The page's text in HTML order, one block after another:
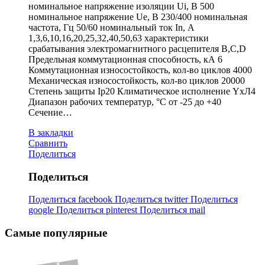
номинальное напряжение изоляции Ui, В 500
номинальное напряжение Ue, В 230/400 номинальная
частота, Гц 50/60 номинальный ток In, А
1,3,6,10,16,20,25,32,40,50,63 характеристики
срабатывания электромагнитного расцепителя B,C,D
Предельная коммутационная способность, кА 6
Коммутационная износостойкость, кол-во циклов 4000
Механическая износостойкость, кол-во циклов 20000
Степень защиты Ip20 Климатическое исполнение YxЛ4
Диапазон рабочих температур, °С от -25 до +40
Сечение…
В закладки
Сравнить
Поделиться
Поделиться
Поделиться facebook Поделиться twitterПоделиться
google Поделиться pinterest Поделиться mail
Самые популярные